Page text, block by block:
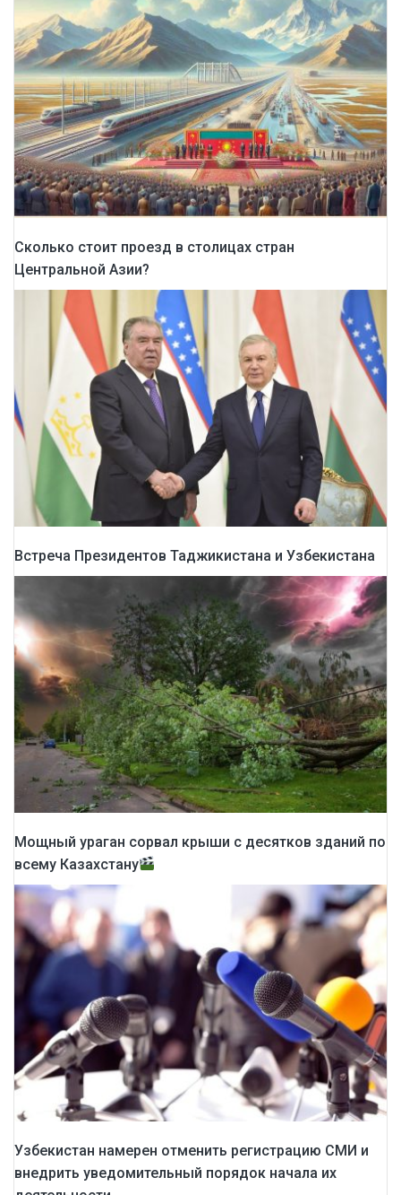
Сколько стоит проезд в столицах стран
Центральной Азии?
Встреча Президентов Таджикистана и Узбекистана
Мощный ураган сорвал крыши с десятков зданий по
всему Казахстану
Узбекистан намерен отменить регистрацию СМИ и
внедрить уведомительный порядок начала их